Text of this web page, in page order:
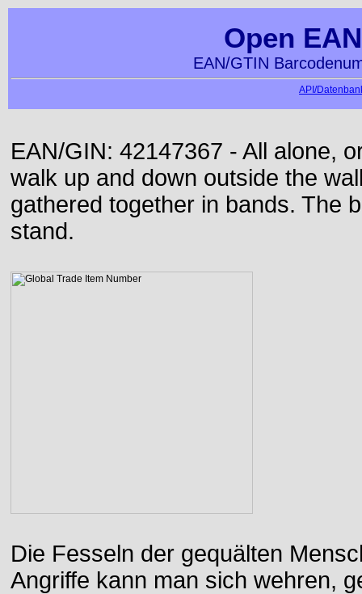
Open
EAN/GTIN
API/
EAN/GIN: 42147367 - All alone,
walk up and down outside the
gathered together in bands. The
stand.
Die Fesseln der gequälten
Angriffe kann man sich wehren,